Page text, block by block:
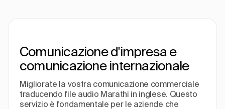
Comunicazione d'impresa e
comunicazione internazionale
Migliorate la vostra comunicazione commerciale
traducendo file audio Marathi in inglese. Questo
servizio è fondamentale per le aziende che